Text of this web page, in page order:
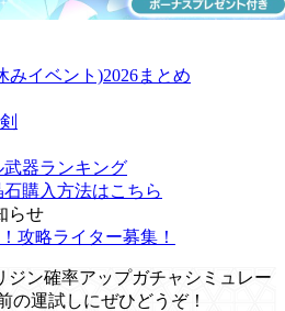
みイベント)2026まとめ
器ランキング
購入方法はこちら
らせ
攻略ライター募集！
ジン確率アップガチャシミュレー
の運試しにぜひどうぞ！